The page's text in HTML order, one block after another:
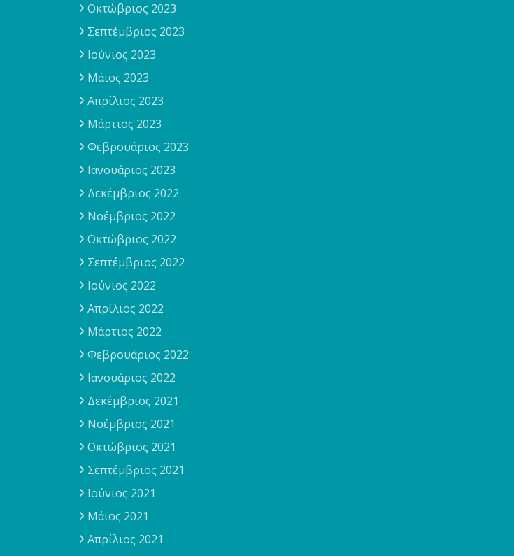
Οκτώβριος 2023
Σεπτέμβριος 2023
Ιούνιος 2023
Μάιος 2023
Απρίλιος 2023
Μάρτιος 2023
Φεβρουάριος 2023
Ιανουάριος 2023
Δεκέμβριος 2022
Νοέμβριος 2022
Οκτώβριος 2022
Σεπτέμβριος 2022
Ιούνιος 2022
Απρίλιος 2022
Μάρτιος 2022
Φεβρουάριος 2022
Ιανουάριος 2022
Δεκέμβριος 2021
Νοέμβριος 2021
Οκτώβριος 2021
Σεπτέμβριος 2021
Ιούνιος 2021
Μάιος 2021
Απρίλιος 2021